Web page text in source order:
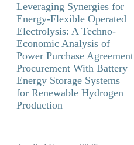
Leveraging Synergies for
Energy-Flexible Operated
Electrolysis: A Techno-
Economic Analysis of
Power Purchase Agreement
Procurement With Battery
Energy Storage Systems
for Renewable Hydrogen
Production